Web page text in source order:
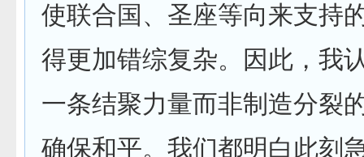
使联合国、圣座等向来支持
得更加错综复杂。因此，我
一条结聚力量而非制造分裂
确保和平。我们都明白此刻